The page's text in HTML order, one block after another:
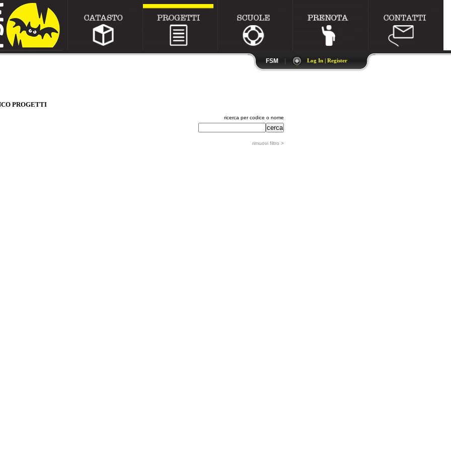
FSM Log In | Register
PROGETTI
ricerca per codice o nome
rimuovi filtro >